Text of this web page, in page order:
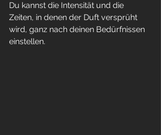
Du kannst die Intensität und die
Zeiten, in denen der Duft versprüht
wird, ganz nach deinen Bedürfnissen
einstellen.